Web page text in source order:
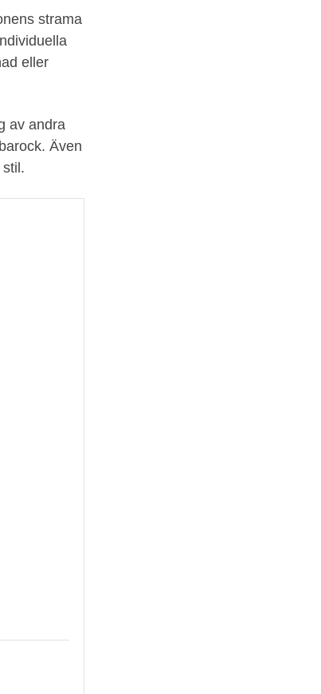
strama
eller
av andra
Även